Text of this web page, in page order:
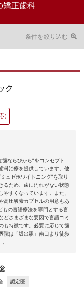
矯正歯科
条件を絞り込む
ク
）
ならびから”をコンセプト
科治療を提供しています。他
ュゼホワイトニング”を取り
るため、歯に汚れがない状態
すくなっています。また、
高圧酸素カプセルの用意もあ
もの言語療法を専門とする言
どさまざまな要因で言語コミ
も特徴です。必要に応じて歯
院は「坂出駅」南口より徒歩
認定医